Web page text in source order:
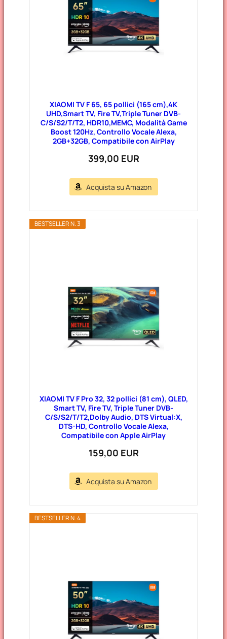
XIAOMI TV F 65, 65 pollici (165 cm),4K
UHD,Smart TV, Fire TV,Triple Tuner DVB-
C/S/S2/T/T2, HDR10,MEMC, Modalità Game
Boost 120Hz, Controllo Vocale Alexa,
2GB+32GB, Compatibile con AirPlay
399,00 EUR
Acquista su Amazon
BESTSELLER N. 3
XIAOMI TV F Pro 32, 32 pollici (81 cm), QLED,
Smart TV, Fire TV, Triple Tuner DVB-
C/S/S2/T/T2,Dolby Audio, DTS Virtual:X,
DTS-HD, Controllo Vocale Alexa,
Compatibile con Apple AirPlay
159,00 EUR
Acquista su Amazon
BESTSELLER N. 4